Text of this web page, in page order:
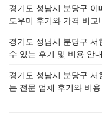
경기도 성남시 분당구 이
도우미 후기와 가격 비교!
경기도 성남시 분당구
수 있는 후기 및 비용 안
경기도 성남시 분당구 서
는 전문 업체 후기와 비